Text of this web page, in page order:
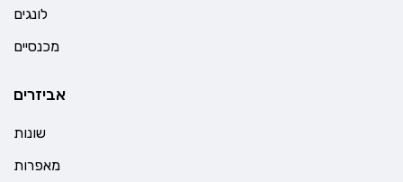
לונגים
מכנסיים
אביזרים
שונות
מאפרות